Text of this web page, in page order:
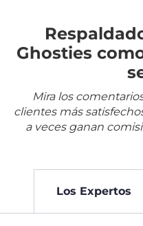
Ghosties
Mira los
clientes más
a veces ganan
Los Expertos